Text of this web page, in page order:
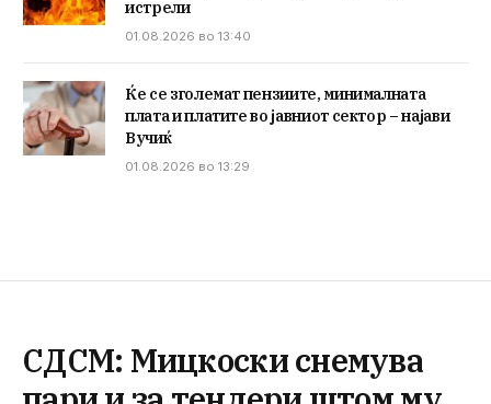
истрели
01.08.2026 во 13:40
Ќе се зголемат пензиите, минималната
плата и платите во јавниот сектор – најави
Вучиќ
01.08.2026 во 13:29
СДСМ: Мицкоски снемува